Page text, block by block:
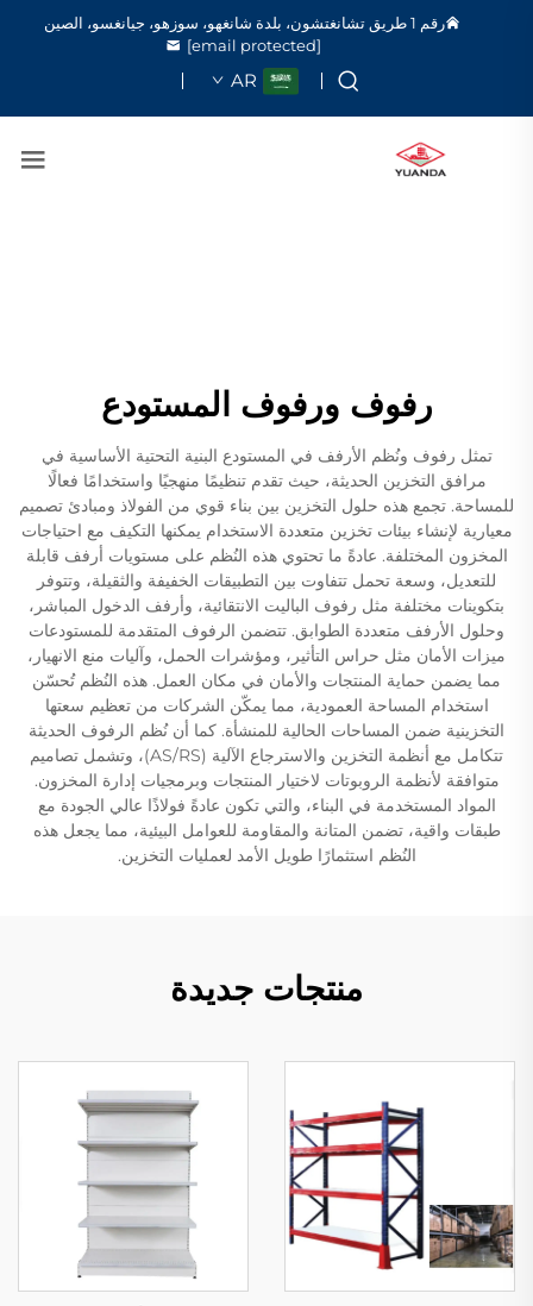
رقم 1 طريق تشانغتشون، بلدة شانغهو، سوزهو، جيانغسو، الصين
[email protected]
AR
رفوف ورفوف المستودع
تمثل رفوف ونُظم الأرفف في المستودع البنية التحتية الأساسية في
مرافق التخزين الحديثة، حيث تقدم تنظيمًا منهجيًا واستخدامًا فعالًا
للمساحة. تجمع هذه حلول التخزين بين بناء قوي من الفولاذ ومبادئ تصميم
معيارية لإنشاء بيئات تخزين متعددة الاستخدام يمكنها التكيف مع احتياجات
المخزون المختلفة. عادةً ما تحتوي هذه النُظم على مستويات أرفف قابلة
للتعديل، وسعة تحمل تتفاوت بين التطبيقات الخفيفة والثقيلة، وتتوفر
بتكوينات مختلفة مثل رفوف الباليت الانتقائية، وأرفف الدخول المباشر،
وحلول الأرفف متعددة الطوابق. تتضمن الرفوف المتقدمة للمستودعات
ميزات الأمان مثل حراس التأثير، ومؤشرات الحمل، وآليات منع الانهيار،
مما يضمن حماية المنتجات والأمان في مكان العمل. هذه النُظم تُحسّن
استخدام المساحة العمودية، مما يمكّن الشركات من تعظيم سعتها
التخزينية ضمن المساحات الحالية للمنشأة. كما أن نُظم الرفوف الحديثة
تتكامل مع أنظمة التخزين والاسترجاع الآلية (AS/RS)، وتشمل تصاميم
متوافقة لأنظمة الروبوتات لاختيار المنتجات وبرمجيات إدارة المخزون.
المواد المستخدمة في البناء، والتي تكون عادةً فولاذًا عالي الجودة مع
طبقات واقية، تضمن المتانة والمقاومة للعوامل البيئية، مما يجعل هذه
النُظم استثمارًا طويل الأمد لعمليات التخزين.
منتجات جديدة